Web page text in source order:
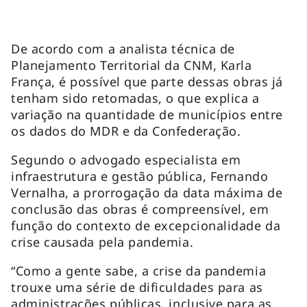
De acordo com a analista técnica de
Planejamento Territorial da CNM, Karla
França, é possível que parte dessas obras já
tenham sido retomadas, o que explica a
variação na quantidade de municípios entre
os dados do MDR e da Confederação.
Segundo o advogado especialista em
infraestrutura e gestão pública, Fernando
Vernalha, a prorrogação da data máxima de
conclusão das obras é compreensível, em
função do contexto de excepcionalidade da
crise causada pela pandemia.
“Como a gente sabe, a crise da pandemia
trouxe uma série de dificuldades para as
administrações públicas, inclusive para as